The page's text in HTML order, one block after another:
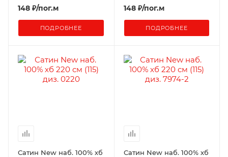
148 ₽/пог.м
ПОДРОБНЕЕ
148₽/пог.м
ПОДРОБНЕЕ
Сатин New наб. 100% хб
Сатин New наб. 100% хб